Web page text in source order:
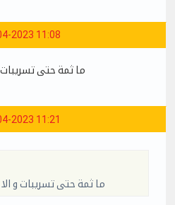
2023 11:08
ما ثمة حتى تسريبات
2023 11:21
ما ثمة حتى تسريبات و